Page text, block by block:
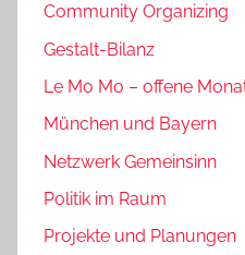
Community Organizing
Gestalt-Bilanz
Le Mo Mo – offene
München und Bayern
Netzwerk Gemeinsinn
Politik im Raum
Projekte und Planungen